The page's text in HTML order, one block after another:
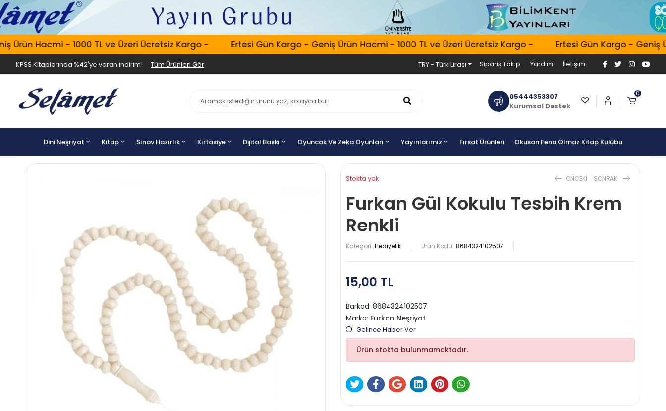
Hacmi - 1000 TL ve Üzeri Ücretsiz Kargo - Ertesi Gün Kargo - Geniş Ürün Hacmi - 1000 TL ve Üzeri Ücretsiz Kargo - Ertesi Gün Kargo - Geniş
KPSS Kitaplarında %42'ye varan indirim! Tüm Ürünleri Gör TRY - Türk Lirası Sipariş Takip Yardım İletişim
05444353307
Kurumsal Destek
0
Dini Neşriyat Kitap Sınav Hazırlık Kırtasiye Dijital Baskı Oyuncak Ve Zeka Oyunları Yayınlarımız Fırsat Ürünleri Okusan Fena Olmaz Kitap Kulübü
Stokta yok ONCEKI SONRAKI
Furkan Gül Kokulu Tesbih Krem
Renkli
Kategori: Hediyelik Ürün Kodu: 8684324102507
15,00 TL
Barkod: 8684324102507
Marka: Furkan Neşriyat
Gelince Haber Ver
Ürün stokta bulunmamaktadır.